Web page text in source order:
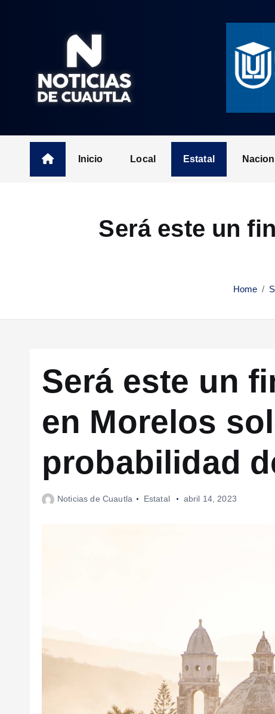
n
Inicio Local Estatal
Será este un
Home
Será este un
en Morelos
probabilidad
Noticias de Cuautla Estatal abril 14, 2023